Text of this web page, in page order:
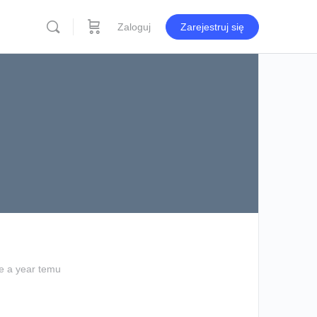
Zaloguj Zarejestruj się
a year temu